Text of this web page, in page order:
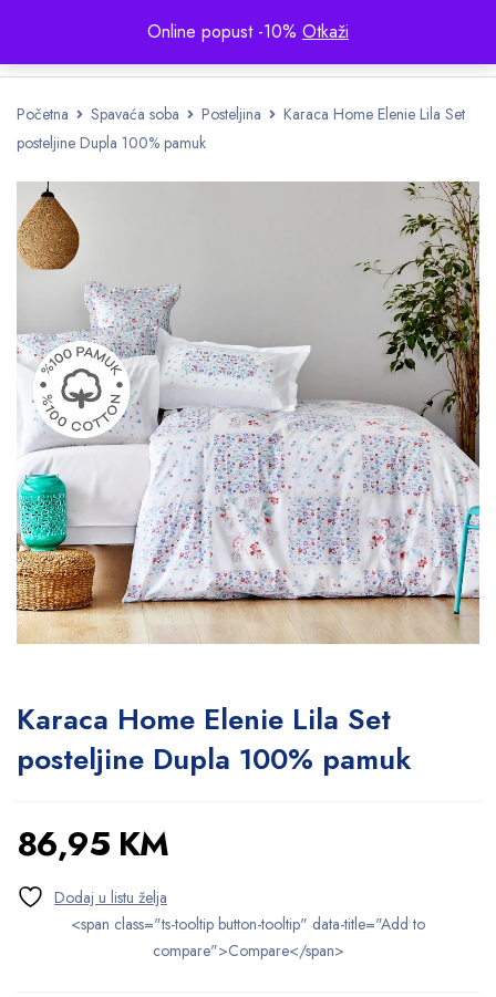
Online popust -10% Otkaži
Početna Spavaća soba Posteljina
Karaca Home Elenie Lila Set
posteljine Dupla 100% pamuk
Karaca Home Elenie Lila Set
posteljine Dupla 100% pamuk
86,95 KM
<span class="ts-tooltip button-tooltip" data-title="Add to
compare">Compare</span>